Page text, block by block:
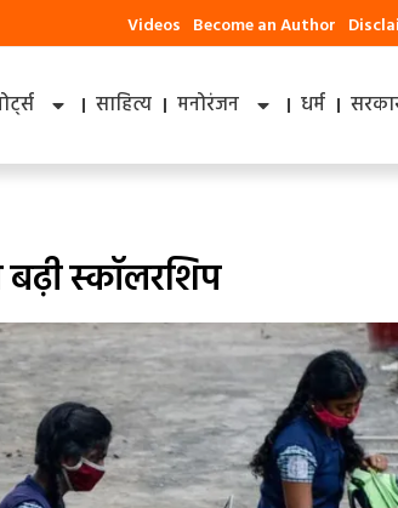
Videos Become an Author
साहित्य मनोरंजन धर्म
बढ़ी स्कॉलरशिप